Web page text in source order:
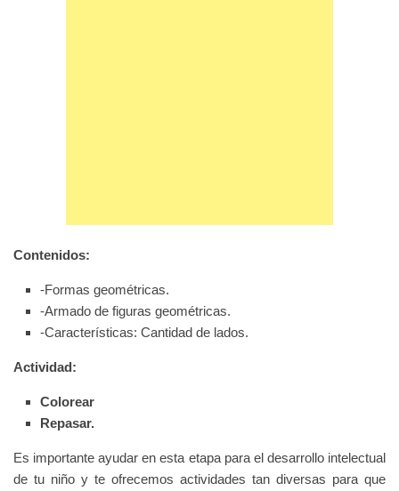
Contenidos:
-Formas geométricas.
-Armado de figuras geométricas.
-Características: Cantidad de lados.
Actividad:
Colorear
Repasar.
Es importante ayudar en esta etapa para el desarrollo intelectual
de tu niño y te ofrecemos actividades tan diversas para que